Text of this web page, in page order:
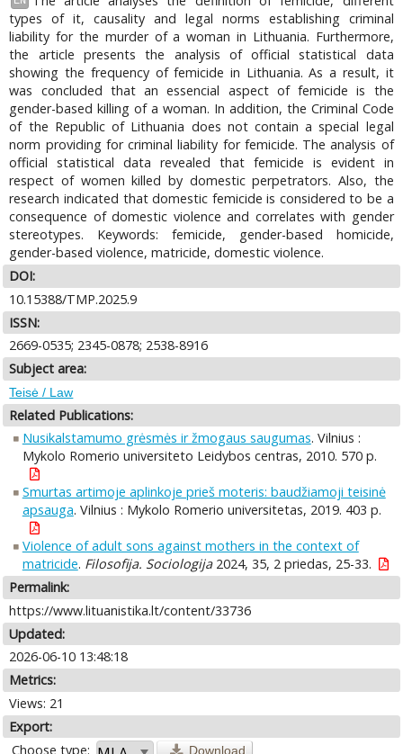
types of it, causality and legal norms establishing criminal
liability for the murder of a woman in Lithuania. Furthermore,
the article presents the analysis of official statistical data
showing the frequency of femicide in Lithuania. As a result, it
was concluded that an essencial aspect of femicide is the
gender-based killing of a woman. In addition, the Criminal Code
of the Republic of Lithuania does not contain a special legal
norm providing for criminal liability for femicide. The analysis of
official statistical data revealed that femicide is evident in
respect of women killed by domestic perpetrators. Also, the
research indicated that domestic femicide is considered to be a
consequence of domestic violence and correlates with gender
stereotypes. Keywords: femicide, gender-based homicide,
gender-based violence, matricide, domestic violence.
DOI:
10.15388/TMP.2025.9
ISSN:
2669-0535; 2345-0878; 2538-8916
Subject area:
Teisė / Law
Related Publications:
Nusikalstamumo grėsmės ir žmogaus saugumas. Vilnius :
Mykolo Romerio universiteto Leidybos centras, 2010. 570 p.
Smurtas artimoje aplinkoje prieš moteris: baudžiamoji teisinė
apsauga. Vilnius : Mykolo Romerio universitetas, 2019. 403 p.
Violence of adult sons against mothers in the context of
matricide. Filosofija. Sociologija2024, 35, 2 priedas, 25-33.
Permalink:
https://www.lituanistika.lt/content/33736
Updated:
2026-06-10 13:48:18
Metrics:
Views: 21
Export:
Choose type:
Download